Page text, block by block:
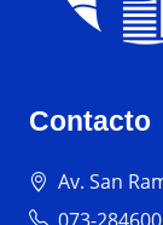
Contacto
Av. San